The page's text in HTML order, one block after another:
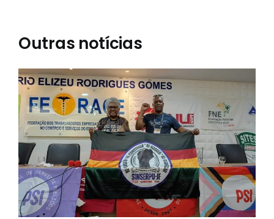
Outras notícias